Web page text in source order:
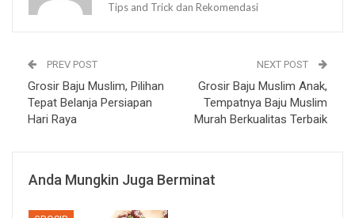
Tips and Trick dan Rekomendasi
PREV POST
Grosir Baju Muslim, Pilihan
Tepat Belanja Persiapan
Hari Raya
NEXT POST
Grosir Baju Muslim Anak,
Tempatnya Baju Muslim
Murah Berkualitas Terbaik
Anda Mungkin Juga Berminat